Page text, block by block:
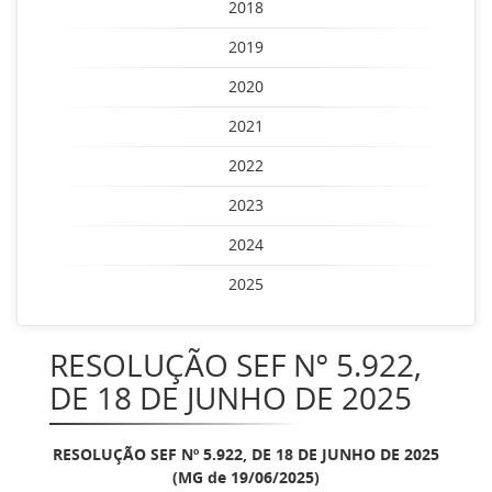
2018
2019
2020
2021
2022
2023
2024
2025
RESOLUÇÃO SEF Nº 5.922,
DE 18 DE JUNHO DE 2025
RESOLUÇÃO SEF Nº 5.922, DE 18 DE JUNHO DE 2025
(MG de 19/06/2025)